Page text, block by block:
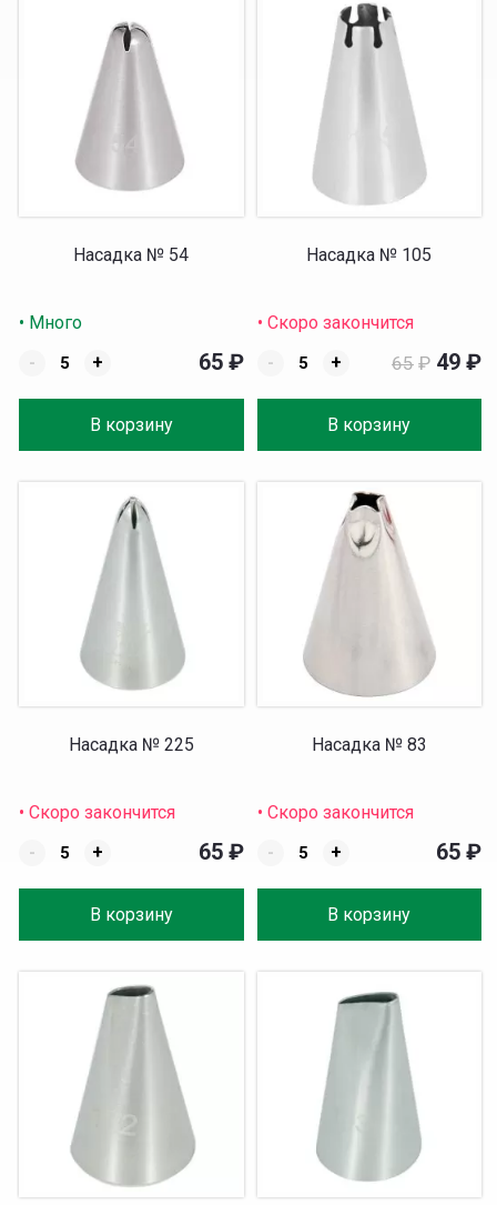
Насадка № 54
• Много
-
+
В корзину
65 ₽
Насадка № 105
• Скоро закончится
-
+
В корзину
65 ₽ 49 ₽
Насадка № 225
• Скоро закончится
-
+
В корзину
65 ₽
Насадка № 83
• Скоро закончится
-
+
В корзину
65 ₽